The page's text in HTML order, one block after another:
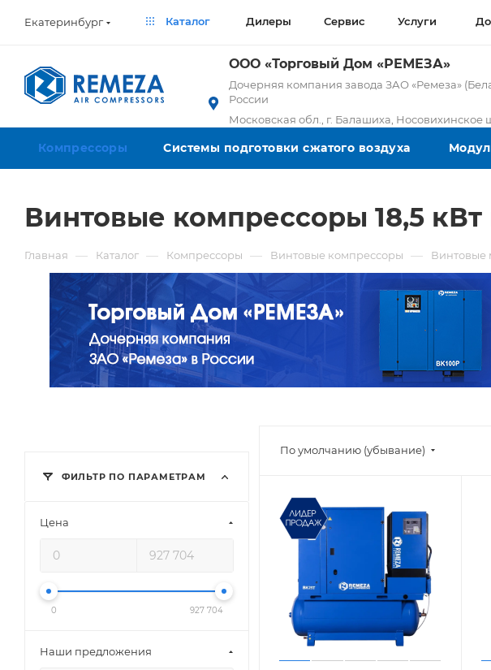
Екатеринбург Каталог Дилеры Сервис Услуги
ООО «Торговый Дом «РЕМЕЗА»
Дочерняя компания завода ЗАО «Ремеза»
России
Московская обл., г. Балашиха, Носовихинское
Компрессоры Системы подготовки сжатого воздуха
Винтовые компрессоры 18,5 кВт
Главная — Каталог — Компрессоры — Винтовые компрессоры — Винтовые
По умолчанию (убывание)
ФИЛЬТР ПО ПАРАМЕТРАМ
Цена
0 927 704
Наши предложения